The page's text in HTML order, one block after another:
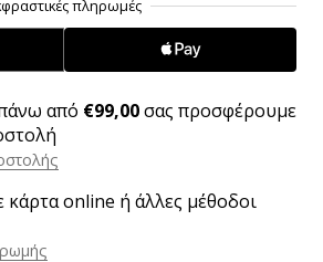
από €99,00σας προσφέρουμε
online ή άλλες μέθοδοι